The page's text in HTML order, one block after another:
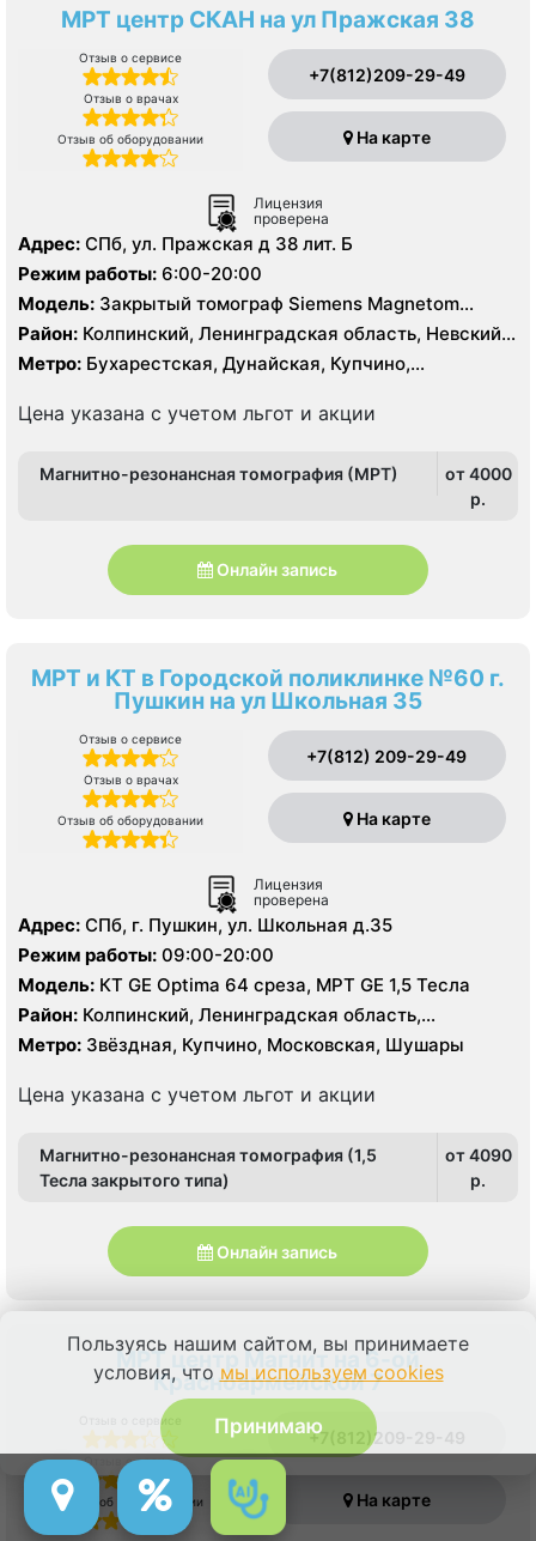
МРТ центр СКАН на ул Пражская 38
Отзыв о сервисе
Отзыв о врачах
Отзыв об оборудовании
+7(812)209-29-49
На карте
Лицензия
проверена
Адрес: СПб, ул. Пражская д 38 лит. Б
Режим работы: 6:00-20:00
Модель: Закрытый томограф Siemens Magnetom
Symphony 1.5 Тесла
Район: Колпинский, Ленинградская область, Невский,
Фрунзенский
Метро: Бухарестская, Дунайская, Купчино,
Рыбацкое, Улица Дыбенко
Цена указана с учетом льгот и акции
Магнитно-резонансная томография (МРТ)
от 4000
p.
Онлайн запись
МРТ и КТ в Городской поликлинке №60 г.
Пушкин на ул Школьная 35
Отзыв о сервисе
Отзыв о врачах
Отзыв об оборудовании
+7(812) 209-29-49
На карте
Лицензия
проверена
Адрес: СПб, г. Пушкин, ул. Школьная д.35
Режим работы: 09:00-20:00
Модель: КТ GE Optima 64 среза, МРТ GE 1,5 Тесла
Район: Колпинский, Ленинградская область,
Пушкинский
Метро: Звёздная, Купчино, Московская, Шушары
Цена указана с учетом льгот и акции
Магнитно-резонансная томография (1,5
Тесла закрытого типа)
от 4090
p.
Онлайн запись
МРТ центр Магнит на 6-ой
Красноармейской 7
Отзыв о сервисе
Отзыв о врачах
Отзыв об оборудовании
+7(812)209-29-49
На карте
Пользуясь нашим сайтом, вы принимаете
условия, что мы используем cookies
Принимаю